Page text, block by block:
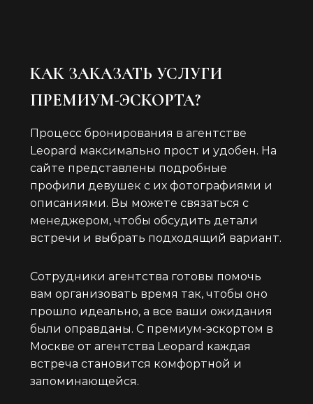
КАК ЗАКАЗАТЬ УСЛУГИ
ПРЕМИУМ-ЭСКОРТА?
Процесс бронирования в агентстве
Leopard максимально прост и удобен. На
сайте представлены подробные
профили девушек с их фотографиями и
описаниями. Вы можете связаться с
менеджером, чтобы обсудить детали
встречи и выбрать подходящий вариант.
Сотрудники агентства готовы помочь
вам организовать время так, чтобы оно
прошло идеально, а все ваши ожидания
были оправданы. С премиум-эскортом в
Москве от агентства Leopard каждая
встреча становится комфортной и
запоминающейся.